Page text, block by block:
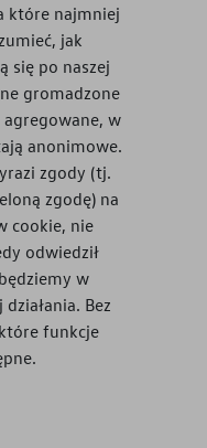
które najmniej
jak
się po naszej
gromadzone
w
anonimowe.
zgody (tj.
zgodę) na
cookie, nie
odwiedził
w
Bez
funkcje